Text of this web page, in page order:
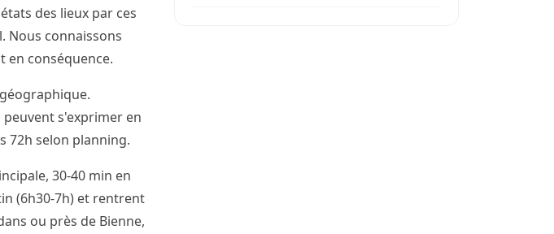
des lieux par ces
Nous connaissons
en conséquence.
s'exprimer en
72h selon planning.
30-40 min en
(6h30-7h) et rentrent
ou près de Bienne,